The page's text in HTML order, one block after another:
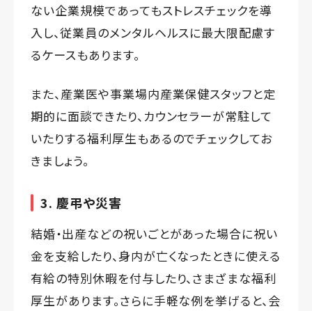
ない企業規模であってもストレスチェックを導
入し、従業員のメンタルヘルスに最大限配慮す
るケースもあります。
また、産業医や事業場内産業保健スタッフと定
期的に面談できたり、カウンセラーが常駐して
いたりする福利厚生もあるのでチェックしてお
きましょう。
3. 慶弔や災害
結婚・出産などの祝いごとがあった場合に祝い
金を支給したり、身内が亡くなったときに使える
有給の特別休暇を付与したり、さまざまな福利
厚生があります。さらに手軽な例を挙げると、会